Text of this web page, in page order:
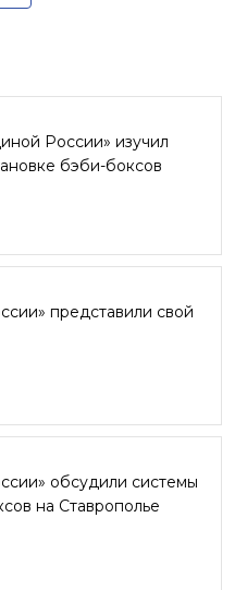
России» изучил
бэби-боксов
представили свой
обсудили системы
на Ставрополье